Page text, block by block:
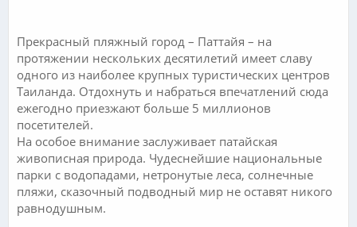
Прекрасный пляжный город – Паттайя – на
протяжении нескольких десятилетий имеет славу
одного из наиболее крупных туристических центров
Таиланда. Отдохнуть и набраться впечатлений сюда
ежегодно приезжают больше 5 миллионов
посетителей.
На особое внимание заслуживает патайская
живописная природа. Чудеснейшие национальные
парки с водопадами, нетронутые леса, солнечные
пляжи, сказочный подводный мир не оставят никого
равнодушным.